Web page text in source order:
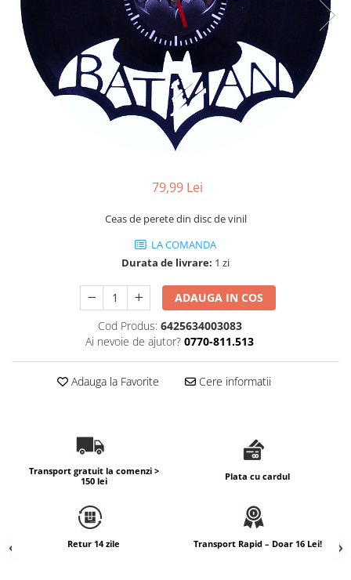
Accesorii și Difuzoare
Difuzoare Uleiuri Clasice
Suporți Conuri & bețe parfumate
Suporți Conuri Backflow
Profesionale
Flacoane & Recipiente
Cutii carton și soluții de expediere
Soluții Retail, B2B & Display
(Volume Mari)
Parfum pentru rufe (Bax/Vrac)
Uleiuri parfumate aromaterapie
79,99 Lei
Ceas de perete din disc de vinil
LA COMANDA
Durata de livrare: 1 zi
ADAUGA IN COS
Cod Produs: 6425634003083
Ai nevoie de ajutor? 0770-811.513
Adauga la Favorite Cere informatii
Transport gratuit la comenzi >
150 lei
Plata cu cardul
Retur 14 zile Transport Rapid – Doar 16 Lei!